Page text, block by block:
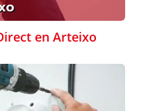
en Arteixo